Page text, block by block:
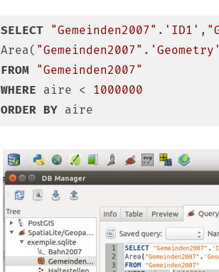
SELECT "Gemeinden2007" . 'ID1' ,
Area( "Gemeinden2007" .
FROM
"Gemeinden2007"
WHERE aire < 1000000
ORDER BY